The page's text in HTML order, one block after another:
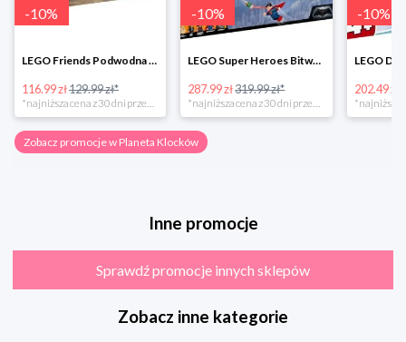
-10%
LEGO Friends Podwodna Frajda w super cenie
116.99 zł129.99 zł*
-10%
LEGO Super Heroes Bitwa powietrzna w super cenie
287.99 zł319.99 zł*
-10%
202.49 zł
Zobacz promocje w Planeta Klocków
Inne promocje
Sprawdź promocje innych sklepów
Zobacz inne kategorie